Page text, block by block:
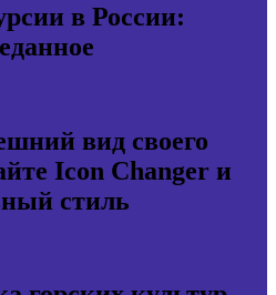
в России:
вид своего
Icon Changer и
стиль